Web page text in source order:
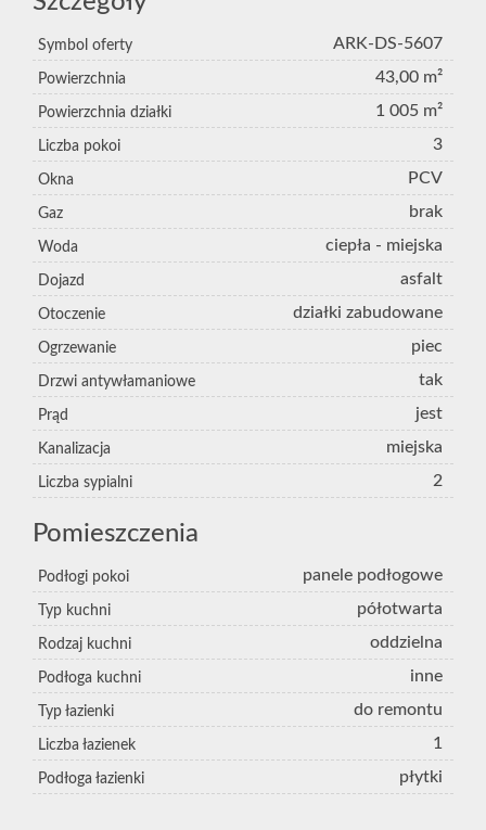
Symbol oferty ARK-DS-5607
Powierzchnia 43,00 m²
Powierzchnia działki 1 005 m²
Liczba pokoi 3
Okna PCV
Gaz brak
Woda ciepła - miejska
Dojazd asfalt
Otoczenie działki zabudowane
Ogrzewanie piec
Drzwi antywłamaniowe tak
Prąd jest
Kanalizacja miejska
Liczba sypialni 2
Pomieszczenia
Podłogi pokoi panele podłogowe
Typ kuchni półotwarta
Rodzaj kuchni oddzielna
Podłoga kuchni inne
Typ łazienki do remontu
Liczba łazienek 1
Podłoga łazienki płytki